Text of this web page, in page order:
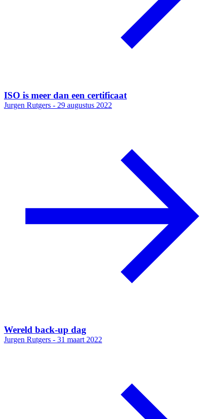
ISO is meer dan een certificaat
Jurgen Rutgers - 29 augustus 2022
Wereld back-up dag
Jurgen Rutgers - 31 maart 2022